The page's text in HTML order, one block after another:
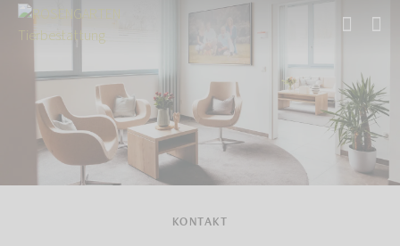
KONTAKT